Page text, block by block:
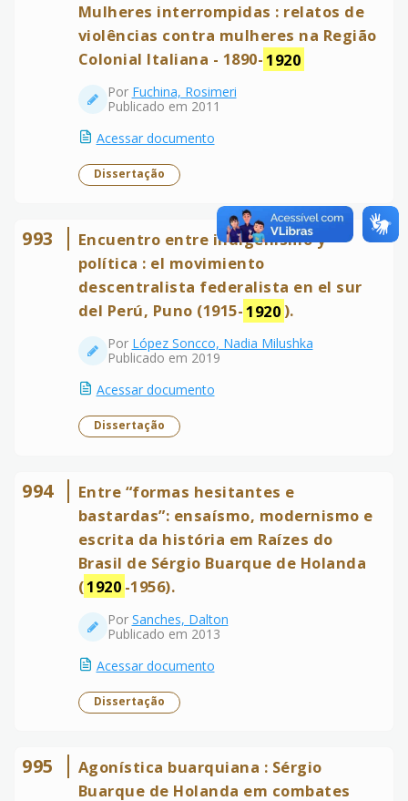
Mulheres interrompidas : relatos de
violências contra mulheres na Região
Colonial Italiana - 1890-1920
Por Fuchina, Rosimeri
Publicado em 2011
Acessar documento
Dissertação
993
Encuentro entre indigenismo y
política : el movimiento
descentralista federalista en el sur
del Perú, Puno (1915-1920 ).
Por López Soncco, Nadia Milushka
Publicado em 2019
Acessar documento
Dissertação
994
Entre “formas hesitantes e
bastardas”: ensaísmo, modernismo e
escrita da história em Raízes do
Brasil de Sérgio Buarque de Holanda
(1920 -1956).
Por Sanches, Dalton
Publicado em 2013
Acessar documento
Dissertação
995
Agonística buarquiana : Sérgio
Buarque de Holanda em combates